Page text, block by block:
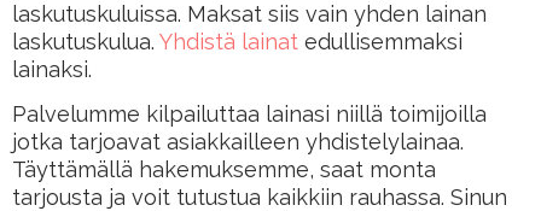
laskutuskuluissa. Maksat siis vain yhden lainan
laskutuskulua. Yhdistä lainat edullisemmaksi
lainaksi.
Palvelumme kilpailuttaa lainasi niillä toimijoilla
jotka tarjoavat asiakkailleen yhdistelylainaa.
Täyttämällä hakemuksemme, saat monta
tarjousta ja voit tutustua kaikkiin rauhassa. Sinun